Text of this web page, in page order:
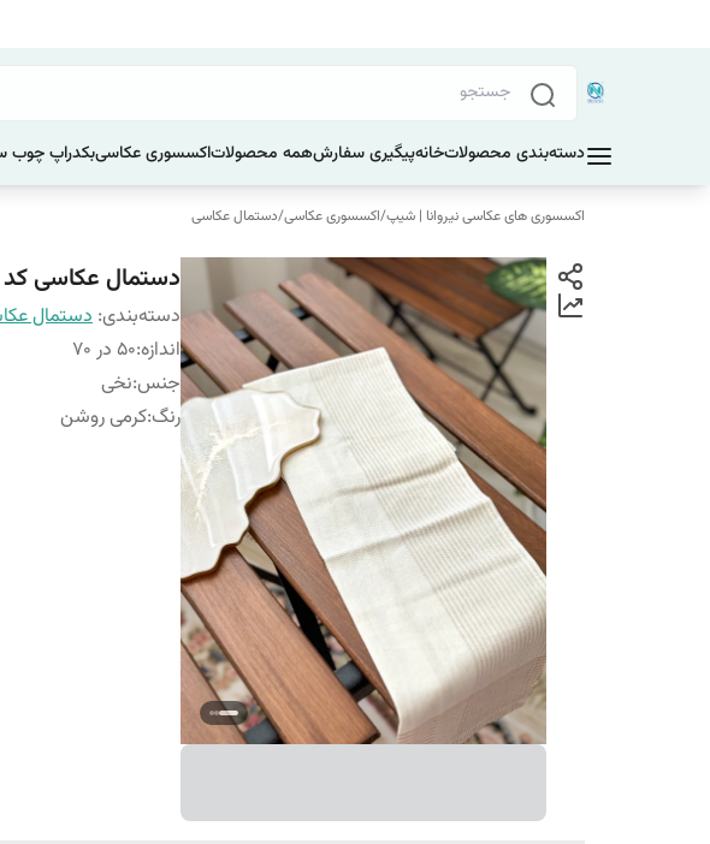
دسته‌بندی محصولاتخانهپیگیری سفارشهمه محصولاتاکسسوری عکاسیبکدراپ چوب
اکسسوری های عکاسی نیروانا | شیپ/اکسسوری عکاسی/دستمال عکاسی
دستمال عکاسی کد 1 - مستطیلی
دسته‌بندی:دستمال
اندازه:50 در 70
جنس:نخی
رنگ:کرمی روشن